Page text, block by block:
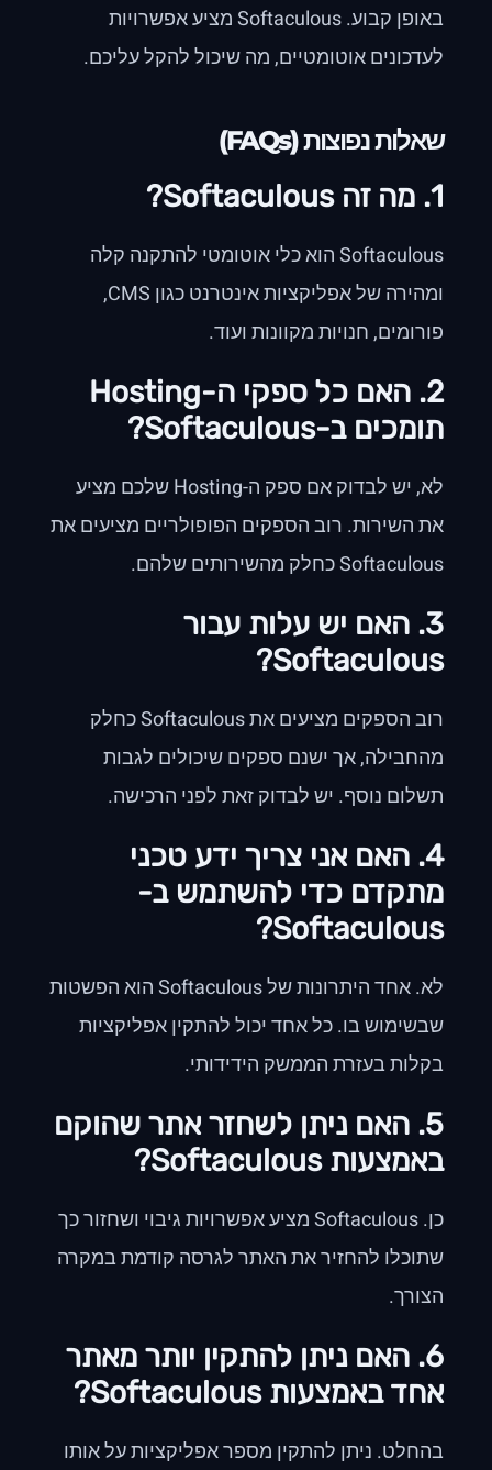
באופן קבוע. Softaculous מציע אפשרויות
לעדכונים אוטומטיים, מה שיכול להקל עליכם.
שאלות נפוצות (FAQs)
1. מה זה Softaculous?
Softaculous הוא כלי אוטומטי להתקנה קלה
ומהירה של אפליקציות אינטרנט כגון CMS,
פורומים, חנויות מקוונות ועוד.
2. האם כל ספקי ה-Hosting
תומכים ב-Softaculous?
לא, יש לבדוק אם ספק ה-Hosting שלכם מציע
את השירות. רוב הספקים הפופולריים מציעים את
Softaculous כחלק מהשירותים שלהם.
3. האם יש עלות עבור
Softaculous?
רוב הספקים מציעים את Softaculous כחלק
מהחבילה, אך ישנם ספקים שיכולים לגבות
תשלום נוסף. יש לבדוק זאת לפני הרכישה.
4. האם אני צריך ידע טכני
מתקדם כדי להשתמש ב-
Softaculous?
לא. אחד היתרונות של Softaculous הוא הפשטות
שבשימוש בו. כל אחד יכול להתקין אפליקציות
בקלות בעזרת הממשק הידידותי.
5. האם ניתן לשחזר אתר שהוקם
באמצעות Softaculous?
כן. Softaculous מציע אפשרויות גיבוי ושחזור כך
שתוכלו להחזיר את האתר לגרסה קודמת במקרה
הצורך.
6. האם ניתן להתקין יותר מאתר
אחד באמצעות Softaculous?
בהחלט. ניתן להתקין מספר אפליקציות על אותו